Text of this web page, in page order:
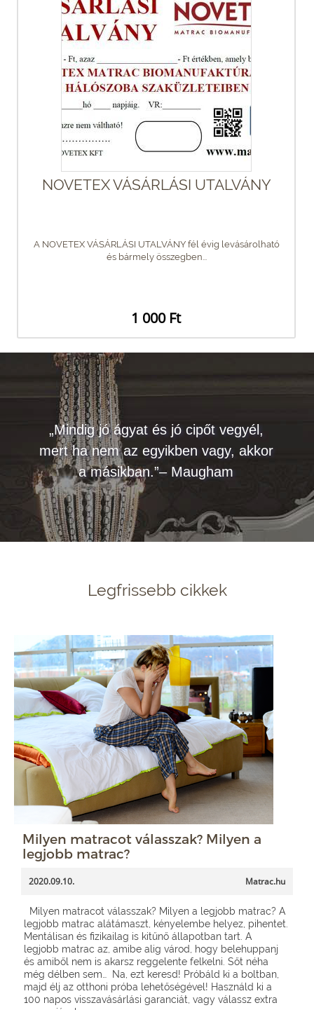
NOVETEX VÁSÁRLÁSI UTALVÁNY
A NOVETEX VÁSÁRLÁSI UTALVÁNY fél évig levásárolható
és bármely összegben...
1 000 Ft
„Mindig jó ágyat és jó cipőt vegyél,
mert ha nem az egyikben vagy, akkor
a másikban.”– Maugham
Legfrissebb cikkek
Milyen matracot válasszak? Milyen a
legjobb matrac?
2020.09.10. Matrac.hu
Milyen matracot válasszak? Milyen a legjobb matrac? A
legjobb matrac alátámaszt, kényelembe helyez, pihentet.
Mentálisan és fizikailag is kitűnő állapotban tart. A
legjobb matrac az, amibe alig várod, hogy belehuppanj
és amiből nem is akarsz reggelente felkelni. Sőt néha
még délben sem… Na, ezt keresd! Próbáld ki a boltban,
majd élj az otthoni próba lehetőségével! Használd ki a
100 napos visszavásárlási garanciát, vagy válassz extra